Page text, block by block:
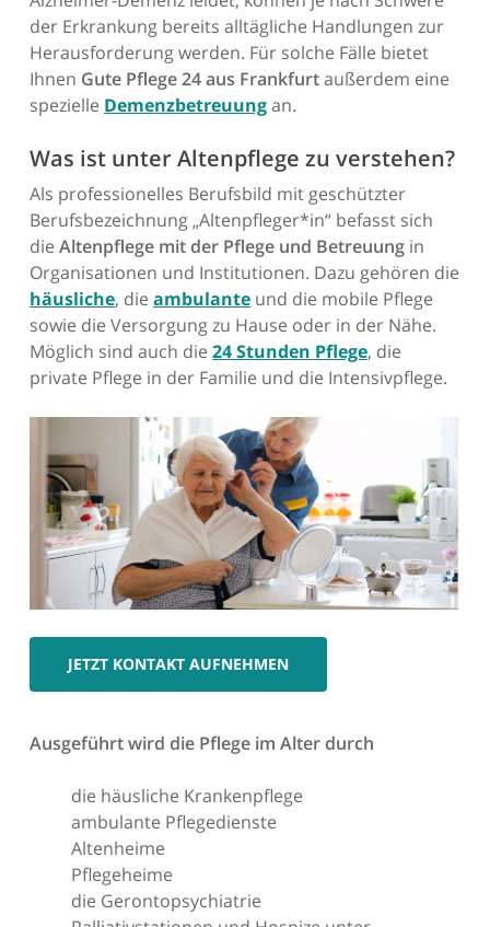
der Erkrankung bereits alltägliche Handlungen zur
Herausforderung werden. Für solche Fälle bietet
Ihnen Gute Pflege 24 aus Frankfurtaußerdem eine
spezielle Demenzbetreuungan.
Was ist unter Altenpflege zu verstehen?
Als professionelles Berufsbild mit geschützter
Berufsbezeichnung „Altenpfleger*in“ befasst sich
die Altenpflege mit der Pflege und Betreuungin
Organisationen und Institutionen. Dazu gehören die
häusliche, die ambulanteund die mobile Pflege
sowie die Versorgung zu Hause oder in der Nähe.
Möglich sind auch die 24 Stunden Pflege, die
private Pflege in der Familie und die Intensivpflege.
JETZT KONTAKT AUFNEHMEN
Ausgeführt wird die Pflege im Alter durch
die häusliche Krankenpflege
ambulante Pflegedienste
Altenheime
Pflegeheime
die Gerontopsychiatrie